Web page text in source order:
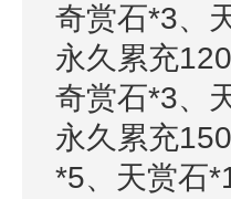
奇赏石*3、
永久累充
奇赏石*3、
永久累充
*5、天赏石